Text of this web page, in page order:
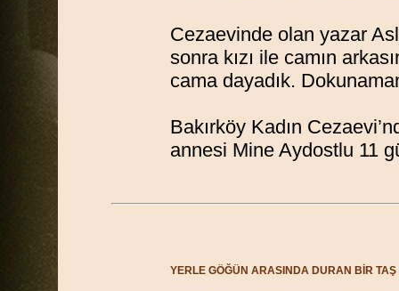
Cezaevinde olan yazar
sonra kızı ile camın
cama dayadık.
Bakırköy Kadın
annesi Mine Aydostlu 11
YERLE GÖĞÜN ARASINDA DURAN BİR TAŞ